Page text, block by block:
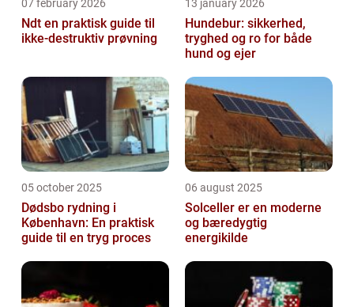
07 february 2026
Ndt en praktisk guide til
ikke-destruktiv prøvning
13 january 2026
Hundebur: sikkerhed,
tryghed og ro for både
hund og ejer
05 october 2025
Dødsbo rydning i
København: En praktisk
guide til en tryg proces
06 august 2025
Solceller er en moderne
og bæredygtig
energikilde